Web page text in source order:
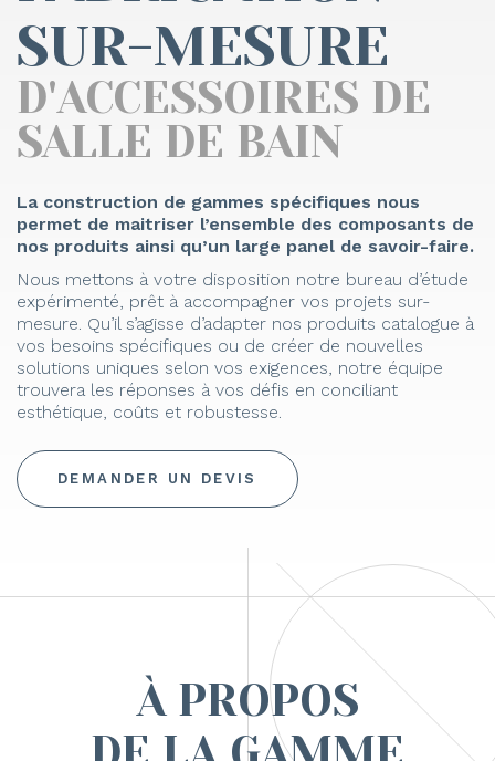
SUR-MESURE
D'ACCESSOIRES DE
SALLE DE BAIN
La construction de gammes spécifiques nous
permet de maitriser l’ensemble des composants de
nos produits ainsi qu’un large panel de savoir-faire.
Nous mettons à votre disposition notre bureau d’étude
expérimenté, prêt à accompagner vos projets sur-
mesure. Qu’il s’agisse d’adapter nos produits catalogue à
vos besoins spécifiques ou de créer de nouvelles
solutions uniques selon vos exigences, notre équipe
trouvera les réponses à vos défis en conciliant
esthétique, coûts et robustesse.
DEMANDER UN DEVIS
À PROPOS